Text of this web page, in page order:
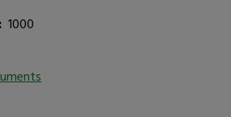
1000